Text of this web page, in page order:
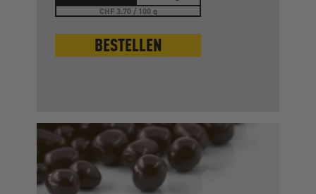
CHF 3.70 / 100 g
BESTELLEN